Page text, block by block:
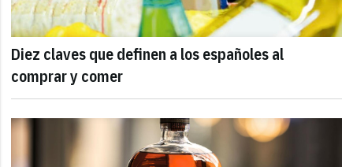
Diez claves que definen a los españoles al
comprar y comer